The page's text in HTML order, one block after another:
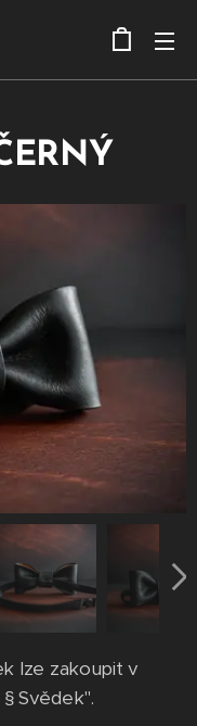
lze zakoupit v
Svědek".